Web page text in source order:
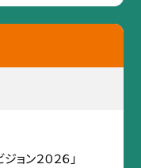
ン２０２６」